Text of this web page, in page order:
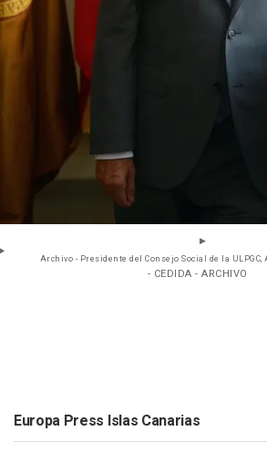
Archivo - Presidente del Consejo Social de la
- CEDIDA - ARCHIVO
Europa Press Islas Canarias